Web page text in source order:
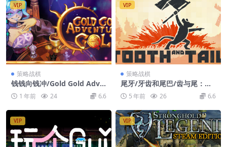
VIP
策略战棋
钱钱向钱冲/Gold Gold Adve
nture Gold
1 年前 24 6.6
VIP
策略战棋
尾牙/牙齿和尾巴/齿与尾：老
鼠大革命/Tooth and Tail
5 年前 26 6.6
VIP VIP